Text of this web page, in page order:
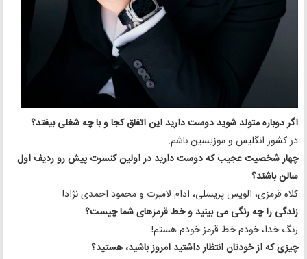
اگر دوباره متولد شوید دوست دارید این اتفاق کجا و با چه شغلی بیفتد؟
در کشور انگلیس و موزیسین باشم.
چهار شخصیت عجیب که دوست دارید در اولین کنسرت پیش رو ردیف اول
سالن باشند؟
کلاه قرمزی، الویس پریسلی، ادام لامبرت و محمود احمدی نژاد!
زندگی را چه رنگی می بینید و خط قرمزهای شما چیست؟
رنگ خدا، خودم خط قرمز خودم هستم!
چیزی که از خودتان انتظار داشتید امروز باشید، هستید؟